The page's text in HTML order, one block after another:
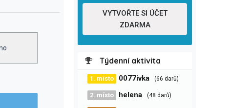
VYTVOŘTE SI ÚČET
ZDARMA
Týdenní aktivita
1. místo 0077ivka (66 darů)
2. místo helena (48 darů)